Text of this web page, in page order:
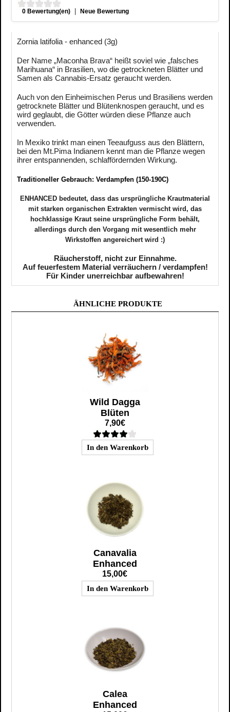
0 Bewertung(en) | Neue Bewertung
Zornia latifolia - enhanced (3g)
Der Name „Maconha Brava“ heißt soviel wie „falsches
Marihuana“ in Brasilien, wo die getrockneten Blätter und
Samen als Cannabis-Ersatz geraucht werden.
Auch von den Einheimischen Perus und Brasiliens werden
getrocknete Blätter und Blütenknospen geraucht, und es
wird geglaubt, die Götter würden diese Pflanze auch
verwenden.
In Mexiko trinkt man einen Teeaufguss aus den Blättern,
bei den Mt.Pima Indianern kennt man die Pflanze wegen
ihrer entspannenden, schlaffördernden Wirkung.
Traditioneller Gebrauch: Verdampfen (150-190C)
ENHANCED bedeutet, dass das ursprüngliche Krautmaterial
mit starken organischen Extrakten vermischt wird, das
hochklassige Kraut seine ursprüngliche Form behält,
allerdings durch den Vorgang mit wesentlich mehr
Wirkstoffen angereichert wird :)
Räucherstoff, nicht zur Einnahme.
Auf feuerfestem Material verräuchern / verdampfen!
Für Kinder unerreichbar aufbewahren!
ÄHNLICHE PRODUKTE
Wild Dagga
Blüten
7,90€
Canavalia
Enhanced
15,00€
Calea
Enhanced